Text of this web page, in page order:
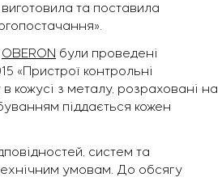
та поставила
OBERON були проведені
«Пристрої контрольні
кожусі з металу, розраховані на
піддається кожен
систем та
умовам. До обсягу